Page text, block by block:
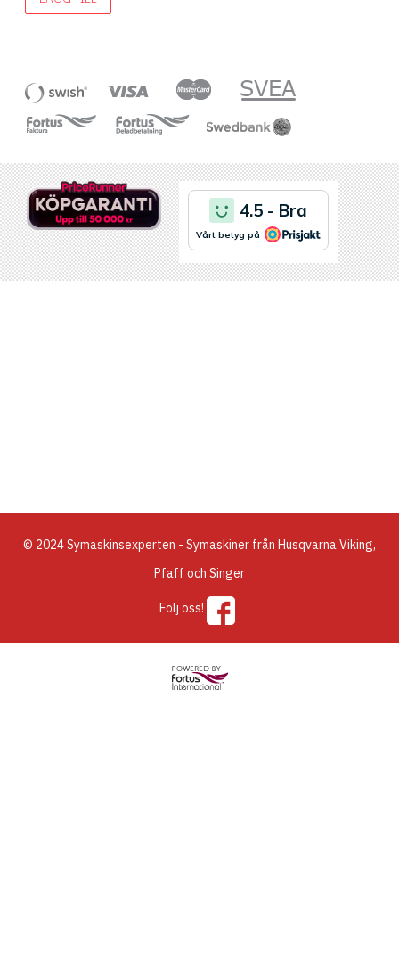
© 2024 Symaskinsexperten - Symaskiner från Husqvarna Viking,
Pfaff och Singer
Följ oss!